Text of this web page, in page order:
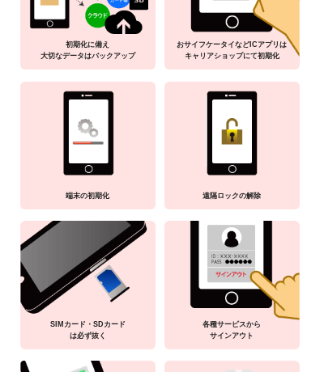
初期化に備え
大切なデータはバックアップ
おサイフケータイなどICアプリは
キャリアショップにて初期化
端末の初期化 遠隔ロックの解除
SIMカード・SDカード
は必ず抜く
各種サービスから
サインアウト